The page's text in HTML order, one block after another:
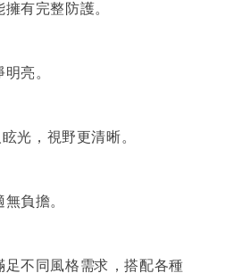
有完整防護。
亮。
光，視野更清晰。
負擔。
不同風格需求，搭配各種